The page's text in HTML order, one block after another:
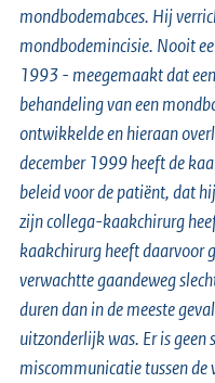
mondbodemabces. Hij
mondbodemincisie. Nooit
1993 - meegemaakt dat
behandeling van een
ontwikkelde en hieraan
december 1999 heeft de
beleid voor de patiënt, dat
zijn collega-kaakchirurg
kaakchirurg heeft daarvoor
verwachtte gaandeweg
duren dan in de meeste
uitzonderlijk was. Er is geen
miscommunicatie tussen de